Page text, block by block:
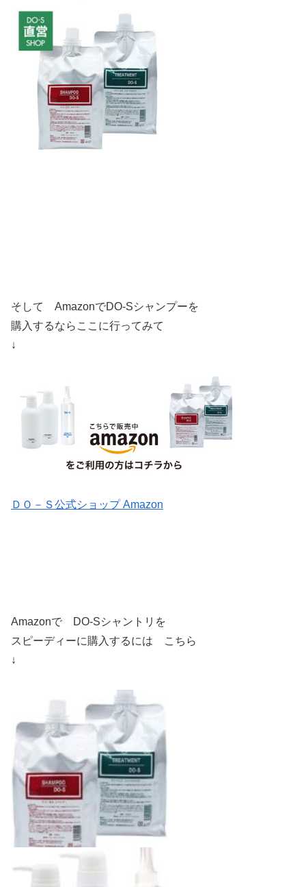
そして AmazonでDO-Sシャンプーを
購入するならここに行ってみて
↓
ＤＯ－Ｓ公式ショップ Amazon
Amazonで DO-Sシャントリを
スピーディーに購入するには こちら
↓